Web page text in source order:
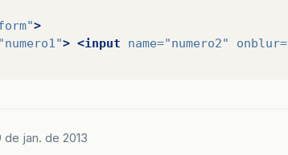
>
"numero1"> <input name="numero2" onblur=
de jan. de 2013